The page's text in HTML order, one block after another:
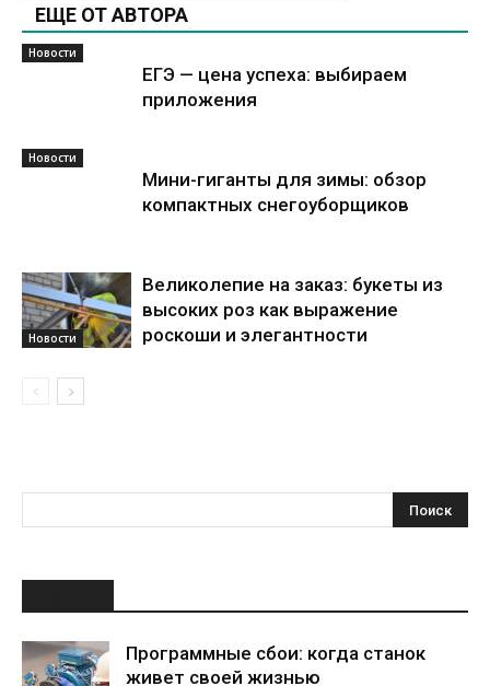
ЕЩЕ ОТ АВТОРА
Новости
ЕГЭ — цена успеха: выбираем
приложения
Новости
Мини-гиганты для зимы: обзор
компактных снегоуборщиков
Новости
Великолепие на заказ: букеты из
высоких роз как выражение
роскоши и элегантности
Программные сбои: когда станок
живет своей жизнью